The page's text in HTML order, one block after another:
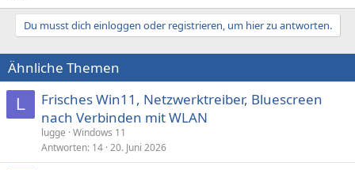
Du musst dich einloggen oder registrieren, um hier zu antworten.
Ähnliche Themen
L
Frisches Win11, Netzwerktreiber, Bluescreen
nach Verbinden mit WLAN
lugge Windows 11
Antworten 14 20. Juni 2026